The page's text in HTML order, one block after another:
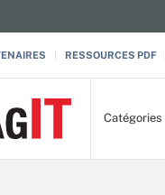
RESSOURCES PDF
Catégories